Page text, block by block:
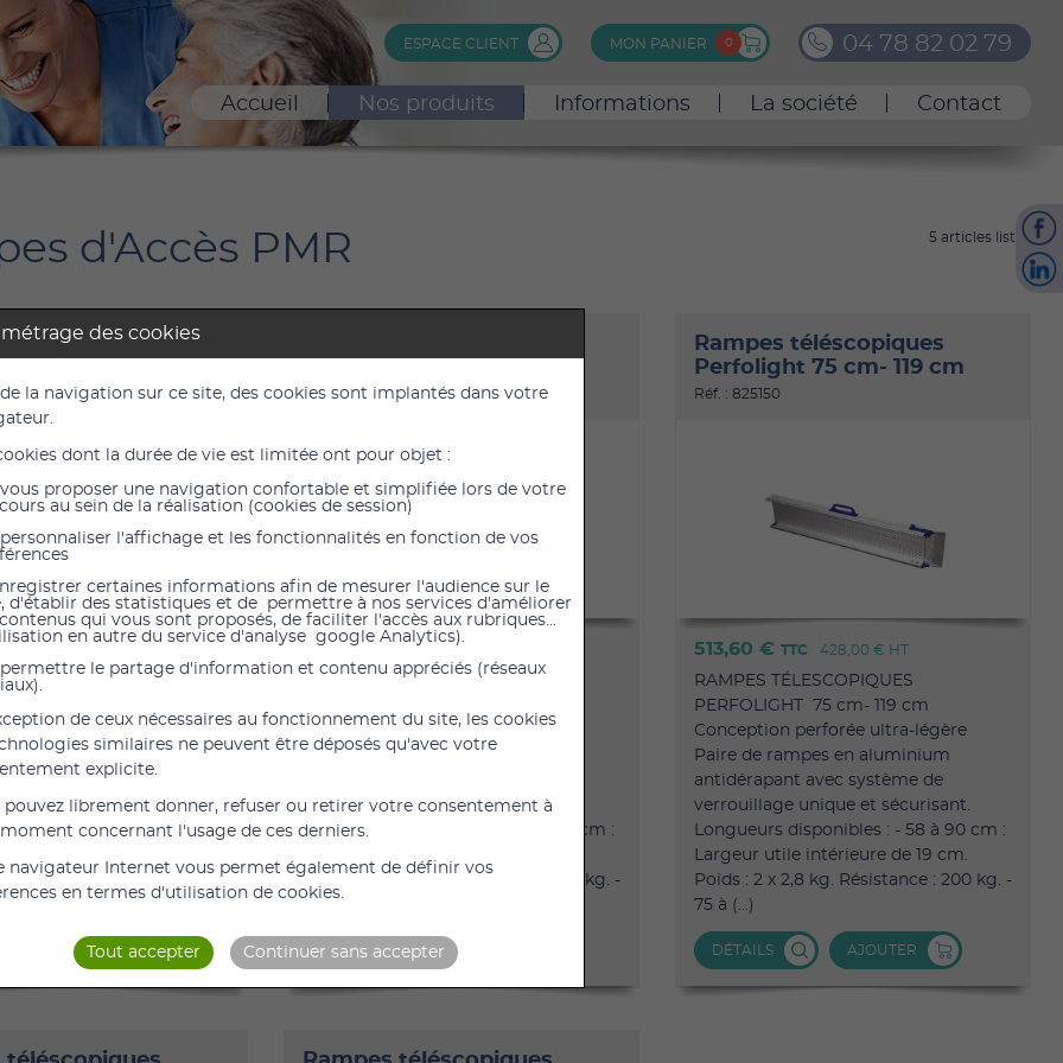
ESPACE CLIENT 0
MON PANIER 04 78 82 02 79
Accueil Nos produits Informations La société Contact
d'Accès PMR 5 articles listés
téléscopiques
116 cm-202 cm
116 cm-202 cm
perforée ultra-légère
en aluminium
avec système de
unique et sécurisant.
disponibles : - 58 à 90 cm :
intérieure de 19 cm.
kg. Résistance : 200 kg. -
AJOUTER
Réf. : 825152
612,00 € TTC 510,00 €
RAMPES TÉLESCOPIQUES
Conception perforée ultra-légère
Paire de rampes en aluminium
verrouillage unique et sécurisant.
Longueurs disponibles : - 58 à 90 cm :
Poids : 2 x 2,8 kg. Résistance : 200 kg. -
DÉTAILS AJOUTER
Rampes téléscopiques
Perfolight 75 cm- 119 cm
Réf. : 825150
513,60 € TTC 428,00 € HT
RAMPES TÉLESCOPIQUES
PERFOLIGHT 75 cm- 119 cm
Conception perforée ultra-légère
Paire de rampes en aluminium
antidérapant avec système de
verrouillage unique et sécurisant.
Longueurs disponibles : - 58 à 90 cm :
Largeur utile intérieure de 19 cm.
Poids : 2 x 2,8 kg. Résistance : 200 kg. -
75 à (...)
DÉTAILS AJOUTER
des cookies
de la navigation sur ce site, des cookies sont implantés dans votre
dont la durée de vie est limitée ont pour objet :
vous proposer une navigation confortable et simplifiée lors de votre
au sein de la réalisation (cookies de session)
personnaliser l'affichage et les fonctionnalités en fonction de vos
certaines informations afin de mesurer l'audience sur le
d'établir des statistiques et de permettre à nos services d'améliorer
contenus qui vous sont proposés, de faciliter l'accès aux rubriques...
en autre du service d'analyse google Analytics).
permettre le partage d'information et contenu appréciés (réseaux
de ceux nécessaires au fonctionnement du site, les cookies
similaires ne peuvent être déposés qu'avec votre
explicite.
pouvez librement donner, refuser ou retirer votre consentement à
concernant l'usage de ces derniers.
navigateur Internet vous permet également de définir vos
en termes d'utilisation de cookies.
Tout accepter Continuer sans accepter